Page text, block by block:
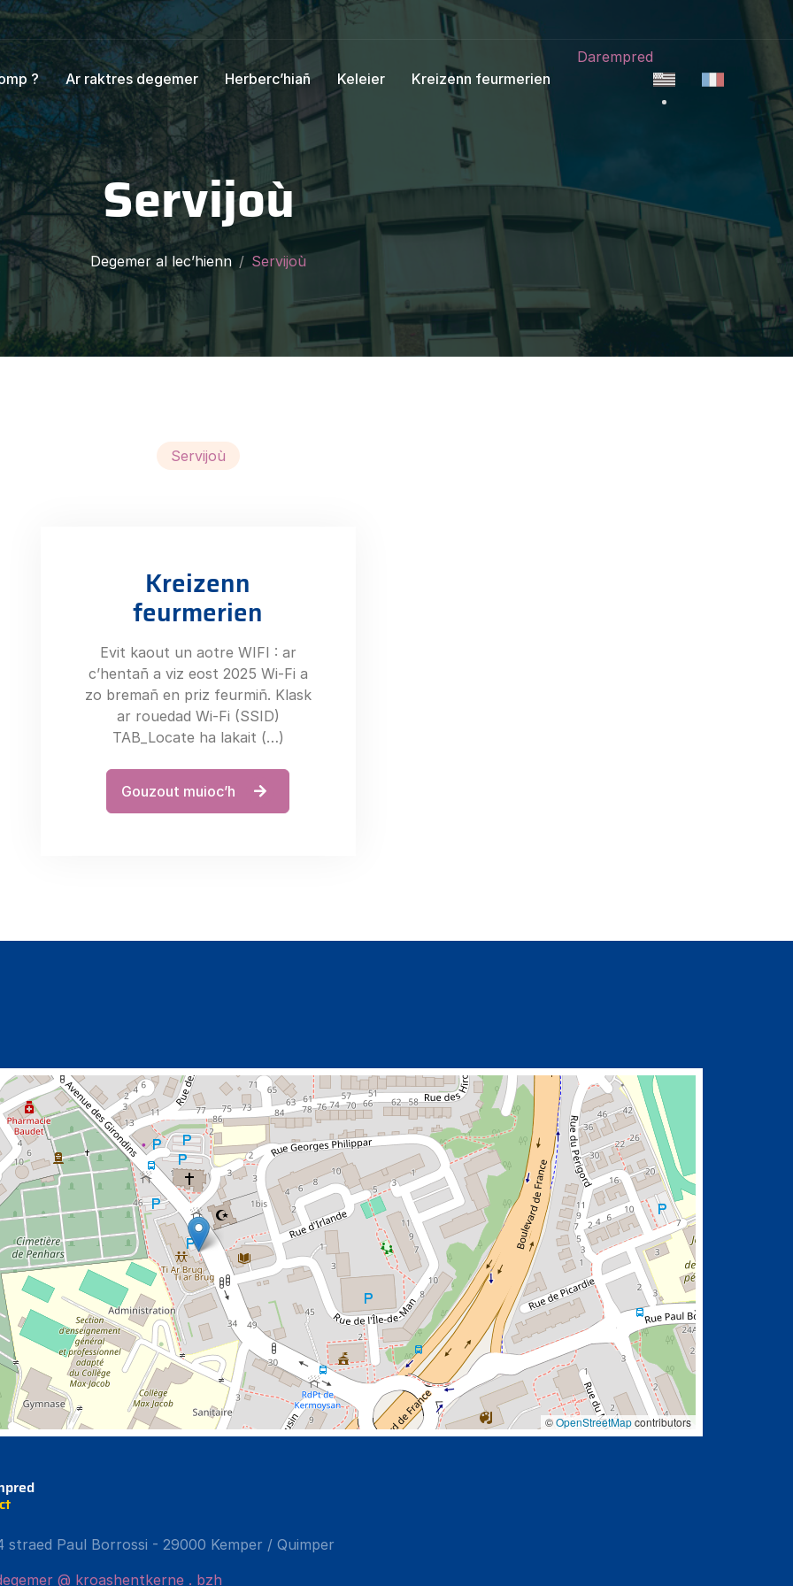
? Ar raktres degemer Herberc’hiañ Keleier Kreizenn feurmerien
Darempred
Servijoù
Degemer al lec’hienn Servijoù
Servijoù
Kreizenn
feurmerien
Evit kaout un aotre WIFI : ar
c’hentañ a viz eost 2025 Wi-Fi a
zo bremañ en priz feurmiñ. Klask
ar rouedad Wi-Fi (SSID)
TAB_Locate ha lakait (…)
Gouzout muioc’h
©OpenStreetMapcontributors
straed Paul Borrossi - 29000 Kemper / Quimper
@ kroashentkerne . bzh